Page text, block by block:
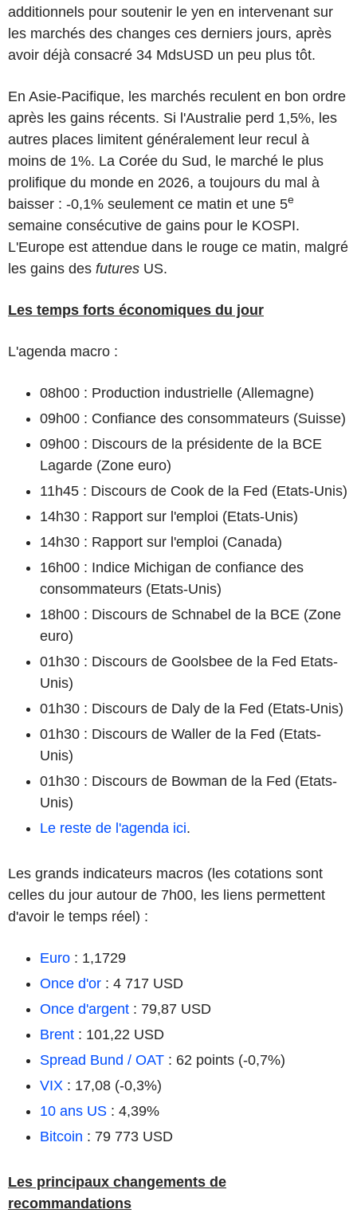
additionnels pour soutenir le yen en intervenant sur
les marchés des changes ces derniers jours, après
avoir déjà consacré 34 MdsUSD un peu plus tôt.
En Asie-Pacifique, les marchés reculent en bon ordre
après les gains récents. Si l'Australie perd 1,5%, les
autres places limitent généralement leur recul à
moins de 1%. La Corée du Sud, le marché le plus
prolifique du monde en 2026, a toujours du mal à
baisser : -0,1% seulement ce matin et une 5e
semaine consécutive de gains pour le KOSPI.
L'Europe est attendue dans le rouge ce matin, malgré
les gains des futures US.
Les temps forts économiques du jour
L'agenda macro :
08h00 : Production industrielle (Allemagne)
09h00 : Confiance des consommateurs (Suisse)
09h00 : Discours de la présidente de la BCE
Lagarde (Zone euro)
11h45 : Discours de Cook de la Fed (Etats-Unis)
14h30 : Rapport sur l'emploi (Etats-Unis)
14h30 : Rapport sur l'emploi (Canada)
16h00 : Indice Michigan de confiance des
consommateurs (Etats-Unis)
18h00 : Discours de Schnabel de la BCE (Zone
euro)
01h30 : Discours de Goolsbee de la Fed Etats-
Unis)
01h30 : Discours de Daly de la Fed (Etats-Unis)
01h30 : Discours de Waller de la Fed (Etats-
Unis)
01h30 : Discours de Bowman de la Fed (Etats-
Unis)
Le reste de l'agenda ici.
Les grands indicateurs macros (les cotations sont
celles du jour autour de 7h00, les liens permettent
d'avoir le temps réel) :
Euro : 1,1729
Once d'or : 4 717 USD
Once d'argent : 79,87 USD
Brent : 101,22 USD
Spread Bund / OAT : 62 points (-0,7%)
VIX : 17,08 (-0,3%)
10 ans US : 4,39%
Bitcoin : 79 773 USD
Les principaux changements de
recommandations